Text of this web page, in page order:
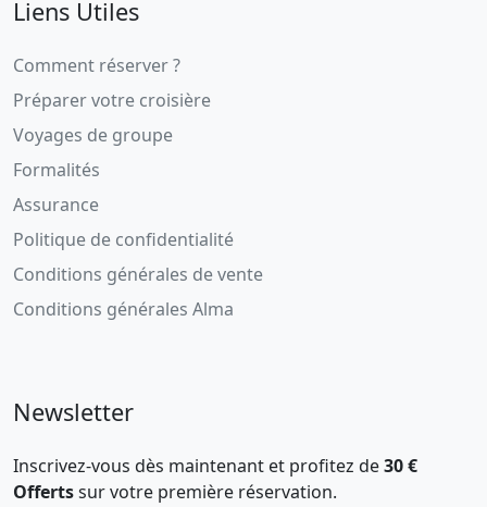
Liens Utiles
Comment réserver ?
Préparer votre croisière
Voyages de groupe
Formalités
Assurance
Politique de confidentialité
Conditions générales de vente
Conditions générales Alma
Newsletter
Inscrivez-vous dès maintenant et profitez de30 €
Offertssur votre première réservation.